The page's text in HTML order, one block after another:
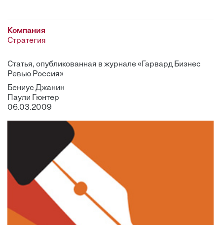
Компания
Стратегия
Статья, опубликованная в журнале «Гарвард Бизнес
Ревью Россия»
Бениус Джанин
Паули Гюнтер
06.03.2009